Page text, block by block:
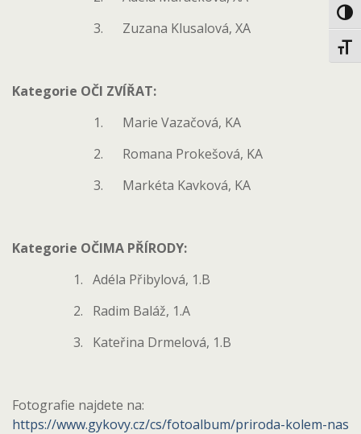
3. Zuzana Klusalová, XA
Kategorie OČI ZVÍŘAT:
1. Marie Vazačová, KA
2. Romana Prokešová, KA
3. Markéta Kavková, KA
Kategorie OČIMA PŘÍRODY:
1. Adéla Přibylová, 1.B
2. Radim Baláž, 1.A
3. Kateřina Drmelová, 1.B
Fotografie najdete na:
https://www.gykovy.cz/cs/fotoalbum/priroda-kolem-nas